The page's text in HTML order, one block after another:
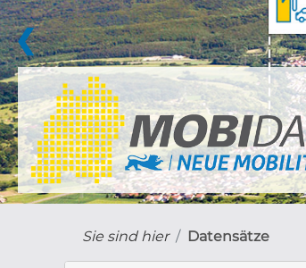
❮
Sie sind hier Datensätze